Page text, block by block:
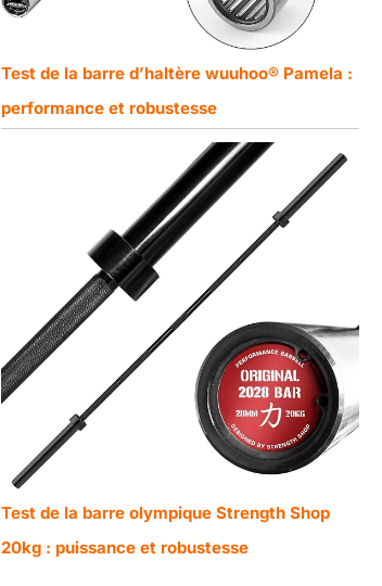
Test de la barre d’haltère wuuhoo® Pamela :
performance et robustesse
Test de la barre olympique Strength Shop
20kg : puissance et robustesse